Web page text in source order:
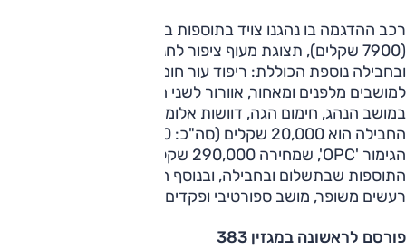
רכב ההדגמה בו נהגנו צויד בתוספות בתשלום — מטריקס לד
ובחבילה נוספת הכוללת: ריפוד עור חום פרמיום עם חימום
למושבים מלפנים ומאחור, אוורור לשני המושבים הקדמיים ועיסוי
במושב הנהג, חימום הגה, דוושות אלומיניום והגה קטום; מחירה
הגימור 'OPC', שמחירה 290,000 שקלים, כוללת את כל
רעשים משופר, מושב ספורטיבי ופקדים בהגה להחלפת הילוכים.
פורסם לראשונה במגזין 383